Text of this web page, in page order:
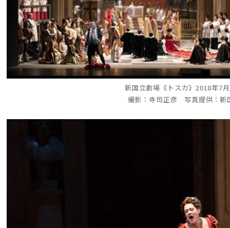
新国立劇場《トスカ》2018年7
撮影：寺司正彦 写真提供：新